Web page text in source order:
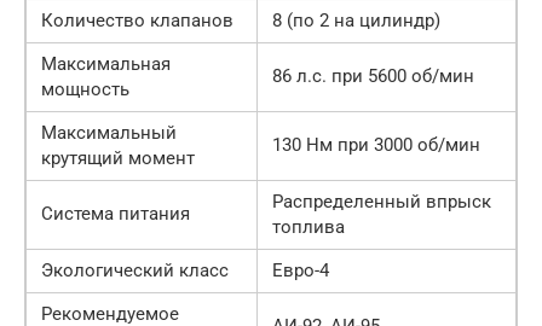
Количество клапанов
8 (по 2 на цилиндр)
Максимальная
мощность
86 л.с. при 5600 об/мин
Максимальный
крутящий момент
130 Нм при 3000 об/мин
Система питания
Распределенный впрыск
топлива
Экологический класс
Евро-4
Рекомендуемое